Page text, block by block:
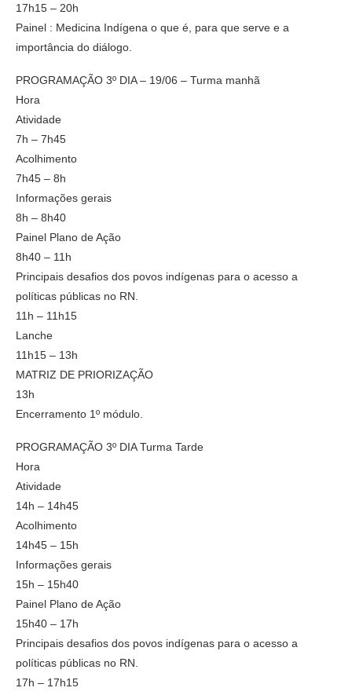
17h15 – 20h
Painel : Medicina Indígena o que é, para que serve e a
importância do diálogo.
PROGRAMAÇÃO 3º DIA – 19/06 – Turma manhã
Hora
Atividade
7h – 7h45
Acolhimento
7h45 – 8h
Informações gerais
8h – 8h40
Painel Plano de Ação
8h40 – 11h
Principais desafios dos povos indígenas para o acesso a
políticas públicas no RN.
11h – 11h15
Lanche
11h15 – 13h
MATRIZ DE PRIORIZAÇÃO
13h
Encerramento 1º módulo.
PROGRAMAÇÃO 3º DIA Turma Tarde
Hora
Atividade
14h – 14h45
Acolhimento
14h45 – 15h
Informações gerais
15h – 15h40
Painel Plano de Ação
15h40 – 17h
Principais desafios dos povos indígenas para o acesso a
políticas públicas no RN.
17h – 17h15